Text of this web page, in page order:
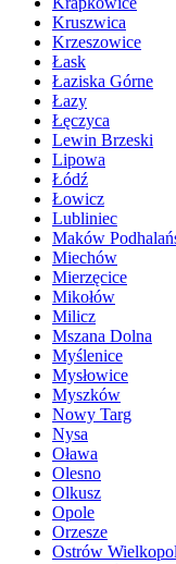
Kruszwica
Krzeszowice
Łask
Łaziska Górne
Łazy
Łęczyca
Lewin Brzeski
Lipowa
Łódź
Łowicz
Lubliniec
Maków
Miechów
Mierzęcice
Mikołów
Milicz
Mszana Dolna
Myślenice
Mysłowice
Myszków
Nowy Targ
Nysa
Oława
Olesno
Olkusz
Opole
Orzesze
Ostrów